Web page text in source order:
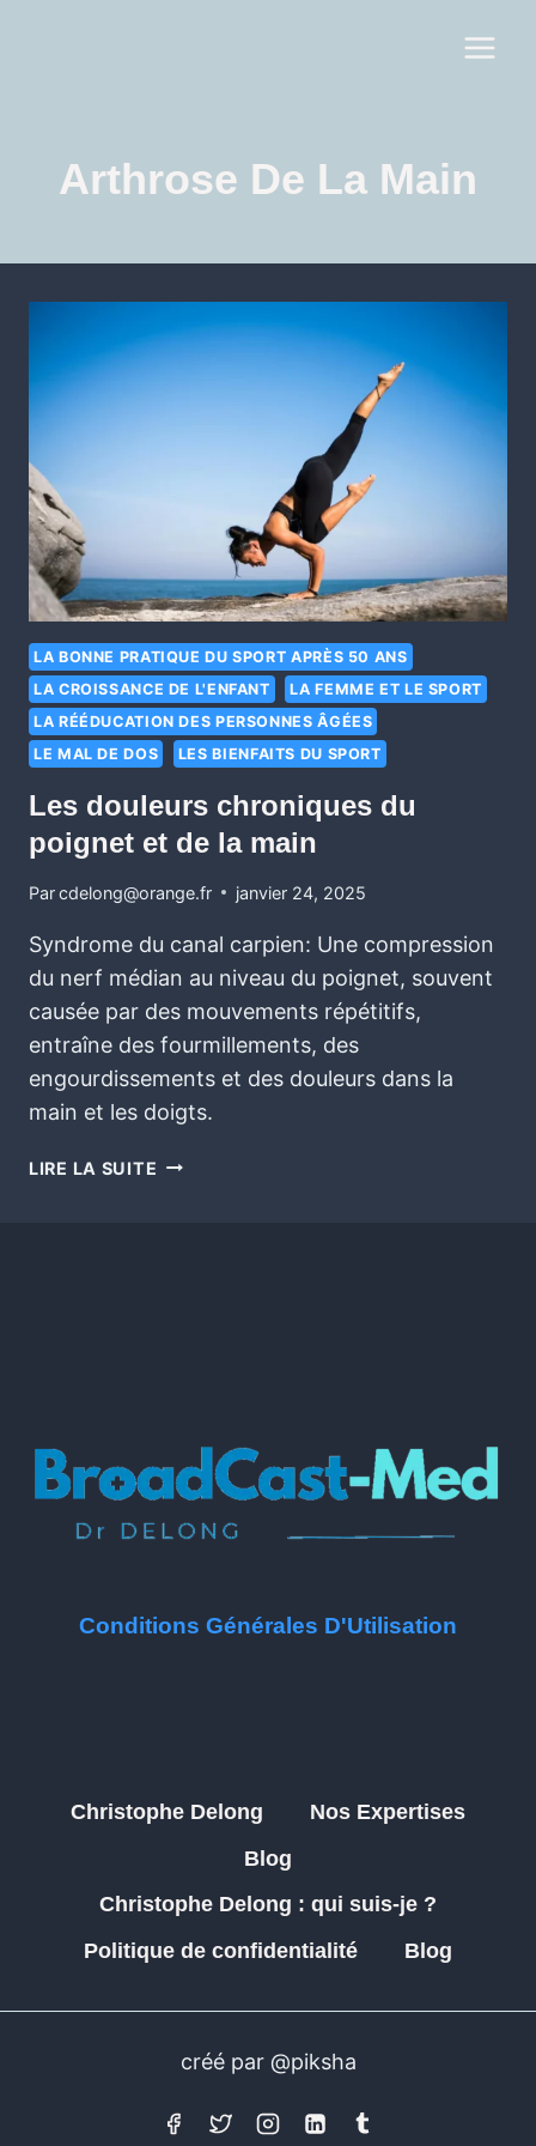
Arthrose De La Main
LA BONNE PRATIQUE DU SPORT APRÈS 50 ANS
LA CROISSANCE DE L'ENFANT
LA FEMME ET LE SPORT
LA RÉÉDUCATION DES PERSONNES ÂGÉES
LE MAL DE DOS
LES BIENFAITS DU SPORT
Les douleurs chroniques du
poignet et de la main
Parcdelong@orange.fr janvier 24, 2025
Syndrome du canal carpien: Une compression
du nerf médian au niveau du poignet, souvent
causée par des mouvements répétitifs,
entraîne des fourmillements, des
engourdissements et des douleurs dans la
main et les doigts.
LIRE LA SUITE
Conditions Générales D'Utilisation
Christophe Delong
Nos Expertises
Blog
Christophe Delong : qui suis-je ?
Politique de confidentialité
Blog
créé par @piksha